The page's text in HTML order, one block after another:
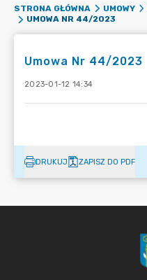
STRONA GŁÓWNA UMOWY
UMOWA NR 44/2023
Umowa Nr 44/2023
2023-01-12 14:34
DRUKUJ ZAPISZ DO PDF